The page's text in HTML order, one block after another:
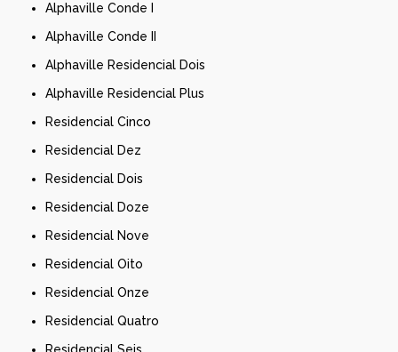
Alphaville Conde I
Alphaville Conde II
Alphaville Residencial Dois
Alphaville Residencial Plus
Residencial Cinco
Residencial Dez
Residencial Dois
Residencial Doze
Residencial Nove
Residencial Oito
Residencial Onze
Residencial Quatro